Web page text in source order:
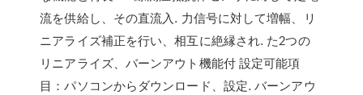
流を供給し、その直流入. 力信号に対して増幅、リ
ニアライズ補正を行い、相互に絶縁され. た2つの
リニアライズ、バーンアウト機能付 設定可能項
目：パソコンからダウンロード、設定. バーンアウ